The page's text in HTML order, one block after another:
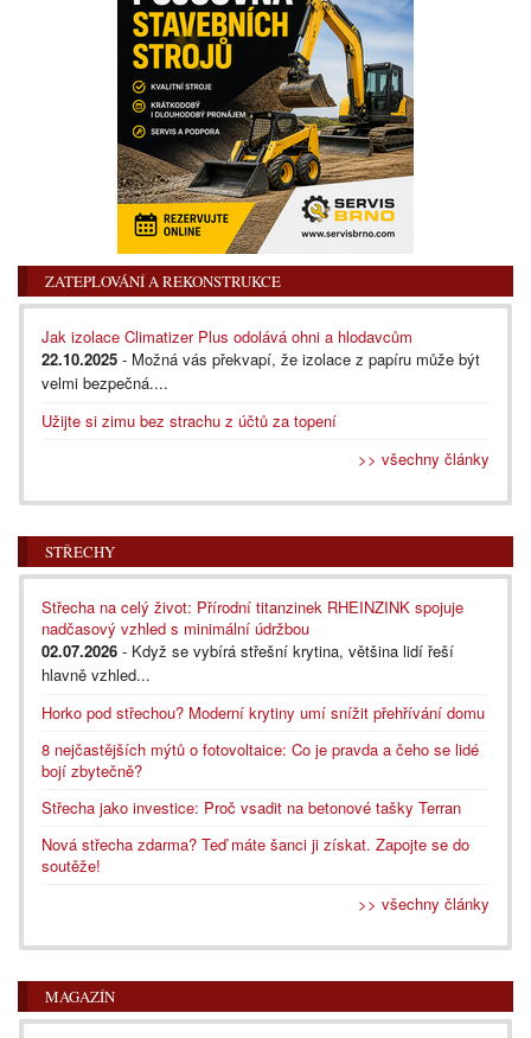
ZATEPLOVÁNÍ A REKONSTRUKCE
Jak izolace Climatizer Plus odolává ohni a hlodavcům
22.10.2025 - Možná vás překvapí, že izolace z papíru může být
velmi bezpečná....
Užijte si zimu bez strachu z účtů za topení
>> všechny články
STŘECHY
Střecha na celý život: Přírodní titanzinek RHEINZINK spojuje
nadčasový vzhled s minimální údržbou
02.07.2026 - Když se vybírá střešní krytina, většina lidí řeší
hlavně vzhled...
Horko pod střechou? Moderní krytiny umí snížit přehřívání domu
8 nejčastějších mýtů o fotovoltaice: Co je pravda a čeho se lidé
bojí zbytečně?
Střecha jako investice: Proč vsadit na betonové tašky Terran
Nová střecha zdarma? Teď máte šanci ji získat. Zapojte se do
soutěže!
>> všechny články
MAGAZÍN